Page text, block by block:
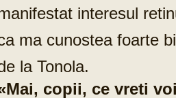
interesul
ma cunostea foarte
la Tonola.
copii, ce vreti